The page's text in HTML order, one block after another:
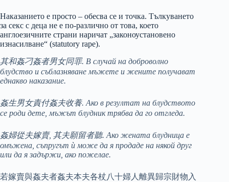
Наказанието е просто – обесва се и точка. Тълкуването
за секс с деца не e по-различно от това, което
англоезичните страни наричат „законоустановено
изнасилване“ (statutory rape).
其和姦刁姦者男女同罪. В случай на доброволно
блудство и съблазняване мъжете и жените получават
еднакво наказание.
姦生男女責付姦夫收養. Ако в резултат на блудството
се роди дете, мъжът блудник трябва да го отгледа.
姦婦從夫嫁賣, 其夫願留者聽. Ако жената блудница е
омъжена, съпругът ѝ може да я продаде на някой друг
или да я задържи, ако пожелае.
若嫁賣與姦夫者姦夫本夫各杖八十婦人離異歸宗財物入